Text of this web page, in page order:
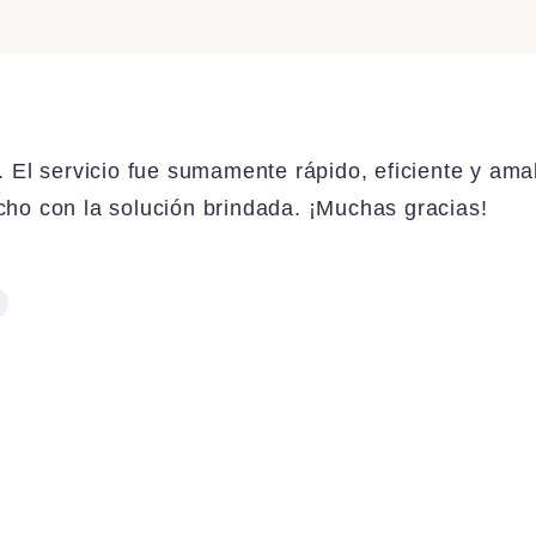
El servicio fue sumamente rápido, eficiente y
con la solución brindada. ¡Muchas gracias!